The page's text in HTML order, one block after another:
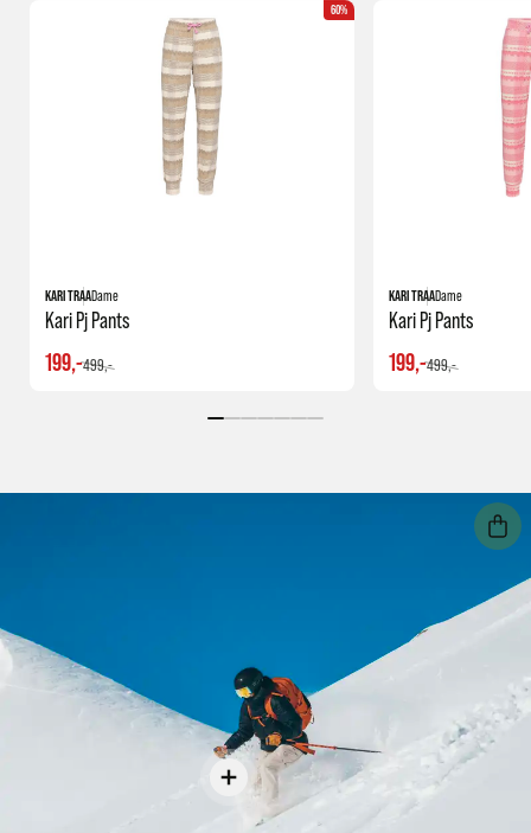
60%
KARI TRAADame
Kari Pj Pants
499,-
199,-
KARI TRAADame
Kari Pj Pants
499,-
199,-